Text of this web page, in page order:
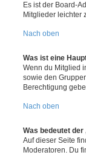
Es ist der Board-
Mitglieder leichter
Nach oben
Was ist eine
Wenn du Mitglied
sowie den
Berechtigung
Nach oben
Was bedeutet der
Auf dieser Seite
Moderatoren. Du